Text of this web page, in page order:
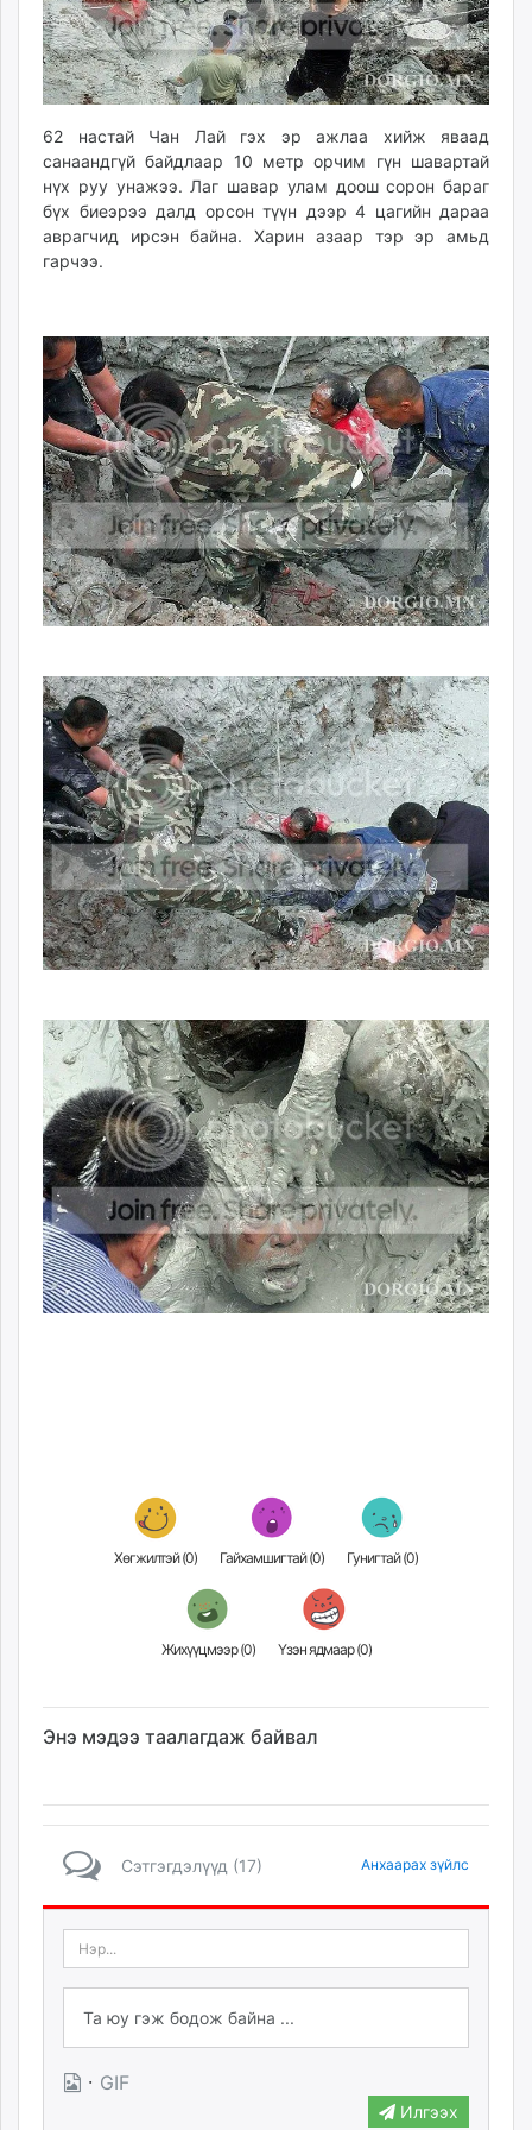
ikon.mn
mnb.mn
Livetv.mn
Eguur.mn
24tsag.mn
shuud.mn
eagle.mn
ergelt.mn
zarig.mn
mminfo.mn
ugluu.mn
urlag.mn
unen.mn
asu.mn
shudarga.mn
shuurhai.mn
unuudur.mn
isee.mn
mglradio.com
itoim.mn
tumen.mn
shuum.mn
times.mn
tvmongolia.mn
mass.mn
unegui.mn
assa.mn
toim.mn
tac.mn
paparazzi.mn
62 настай Чан Лай гэх эр ажлаа хийж яваад
санаандгүй байдлаар 10 метр орчим гүн шавартай
нүх руу унажээ. Лаг шавар улам доош сорон бараг
бүх биеэрээ далд орсон түүн дээр 4 цагийн дараа
аврагчид ирсэн байна. Харин азаар тэр эр амьд
гарчээ.
Хөгжилтэй (0) Гайхамшигтай (0) Гунигтай (0)
Жихүүцмээр (0) Үзэн ядмаар (0)
Энэ мэдээ таалагдаж байвал
Сэтгэгдэлүүд (17) Анхаарах зүйлс
· GIF
Илгээх